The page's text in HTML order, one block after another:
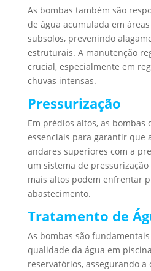
As bombas também são
de água acumulada em
subsolos, prevenindo
estruturais. A manutenção
crucial, especialmente em
chuvas intensas.
Pressurização
Em prédios altos, as bombas
essenciais para garantir que
andares superiores com a
um sistema de
mais altos podem enfrentar
abastecimento.
Tratamento de
As bombas são
qualidade da água em
reservatórios, assegurando